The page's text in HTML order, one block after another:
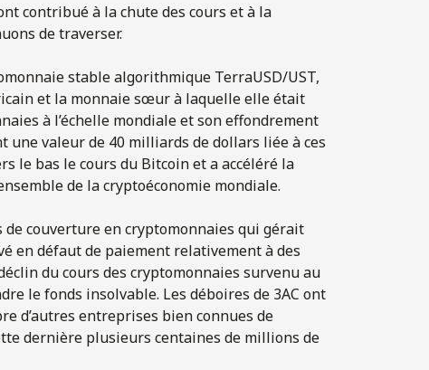
contribué à la chute des cours et à la
de traverser.
stable algorithmique TerraUSD/UST,
et la monnaie sœur à laquelle elle était
à l’échelle mondiale et son effondrement
valeur de 40 milliards de dollars liée à ces
le bas le cours du Bitcoin et a accéléré la
de la cryptoéconomie mondiale.
de couverture en cryptomonnaies qui gérait
en défaut de paiement relativement à des
du cours des cryptomonnaies survenu au
le fonds insolvable. Les déboires de 3AC ont
d’autres entreprises bien connues de
dernière plusieurs centaines de millions de